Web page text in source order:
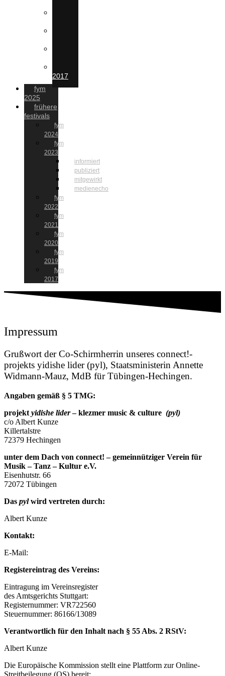
2017
fym
2025
frühere
festivals
fym
2024
fym
2023
informiert
publiziert
mitgewirkt
medienecho
fym
2022
fym
2021
fym
2020
fym
2019
fym
2017
Impressum
Grußwort der Co-Schirmherrin unseres connect!-
projekts yidishe lider (pyl), Staatsministerin Annette
Widmann-Mauz, MdB für Tübingen-Hechingen.
Angaben gemäß § 5 TMG:
projekt yidishe lider– klezmer music & culture (pyl)
c/o Albert Kunze
Killertalstre
72379 Hechingen
unter dem Dach von connect! – gemeinnütziger Verein für
Musik – Tanz – Kultur e.V.
Eisenhutstr. 66
72072 Tübingen
Das pylwird vertreten durch:
Albert Kunze
Kontakt:
E-Mail:
Registereintrag des Vereins:
Eintragung im Vereinsregister
des Amtsgerichts Stuttgart:
Registernummer: VR722560
Steuernummer: 86166/13089
Verantwortlich für den Inhalt nach § 55 Abs. 2 RStV:
Albert Kunze
Die Europäische Kommission stellt eine Plattform zur Online-
Streitbeilegung (OS) bereit: